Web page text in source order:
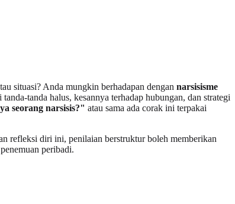
situasi? Anda mungkin berhadapan dengan narsisisme
tanda halus, kesannya terhadap hubungan, dan strategi
seorang narsisis?" atau sama ada corak ini terpakai
refleksi diri ini, penilaian berstruktur boleh memberikan
peribadi.